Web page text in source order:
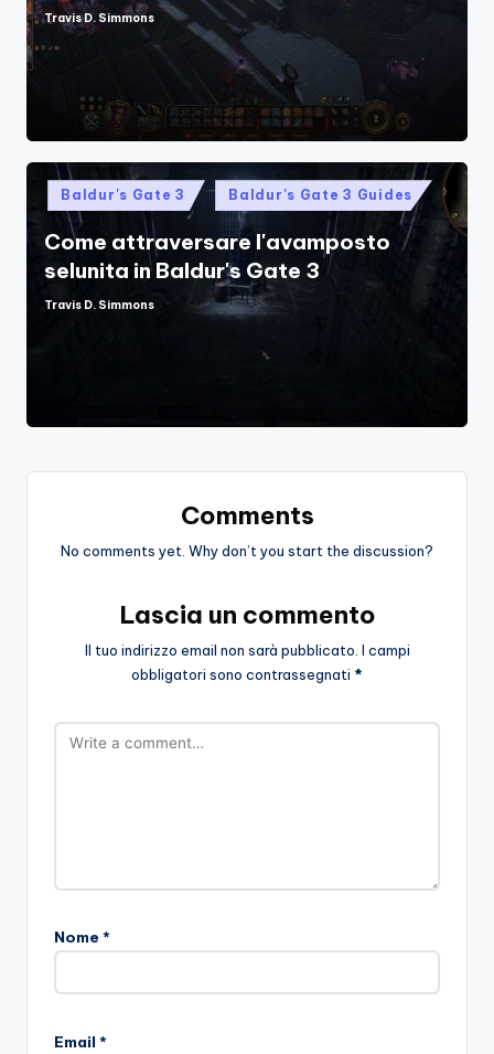
Posted
Travis D. Simmons
Posted
in
Baldur's Gate 3 Baldur's Gate 3 Guides
Come attraversare l'avamposto
selunita in Baldur's Gate 3
Posted
Travis D. Simmons
Comments
No comments yet. Why don’t you start the discussion?
Lascia un commento
Il tuo indirizzo email non sarà pubblicato. I campi
obbligatori sono contrassegnati *
Nome *
Email *